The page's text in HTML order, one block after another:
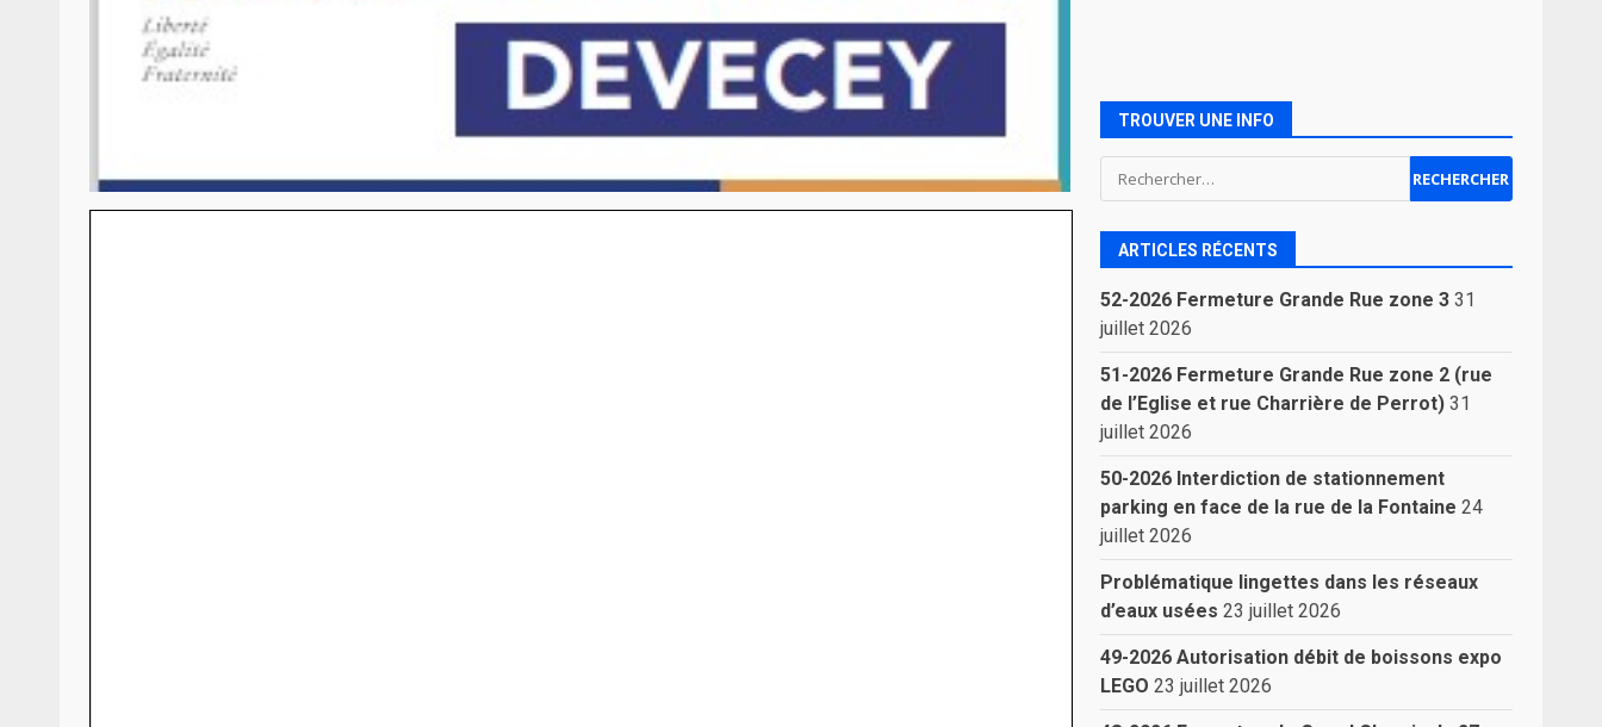
TROUVER UNE INFO
Rechercher :
ARTICLES RÉCENTS
52-2026 Fermeture Grande Rue zone 3 31
juillet 2026
51-2026 Fermeture Grande Rue zone 2 (rue
de l’Eglise et rue Charrière de Perrot) 31
juillet 2026
50-2026 Interdiction de stationnement
parking en face de la rue de la Fontaine 24
juillet 2026
Problématique lingettes dans les réseaux
d’eaux usées 23 juillet 2026
49-2026 Autorisation débit de boissons expo
LEGO 23 juillet 2026